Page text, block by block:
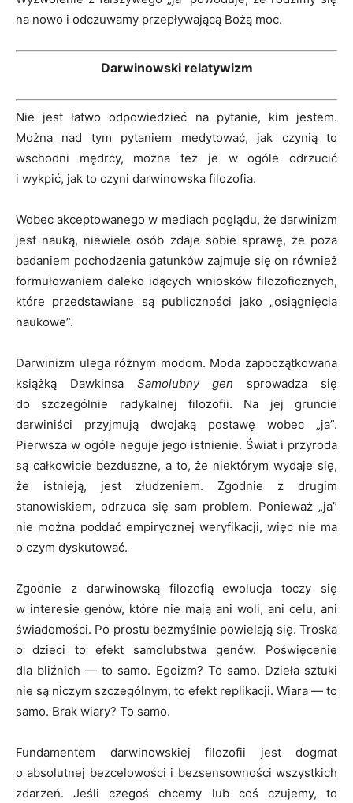
na nowo i odczuwamy przepływającą Bożą moc.
Darwinowski relatywizm
Nie jest łatwo odpowiedzieć na pytanie, kim jestem.
Można nad tym pytaniem medytować, jak czynią to
wschodni mędrcy, można też je w ogóle odrzucić
i wykpić, jak to czyni darwinowska filozofia.
Wobec akceptowanego w mediach poglądu, że darwinizm
jest nauką, niewiele osób zdaje sobie sprawę, że poza
badaniem pochodzenia gatunków zajmuje się on również
formułowaniem daleko idących wniosków filozoficznych,
które przedstawiane są publiczności jako „osiągnięcia
naukowe”.
Darwinizm ulega różnym modom. Moda zapoczątkowana
książką Dawkinsa Samolubny gen sprowadza się
do szczególnie radykalnej filozofii. Na jej gruncie
darwiniści przyjmują dwojaką postawę wobec „ja”.
Pierwsza w ogóle neguje jego istnienie. Świat i przyroda
są całkowicie bezduszne, a to, że niektórym wydaje się,
że istnieją, jest złudzeniem. Zgodnie z drugim
stanowiskiem, odrzuca się sam problem. Ponieważ „ja”
nie można poddać empirycznej weryfikacji, więc nie ma
o czym dyskutować.
Zgodnie z darwinowską filozofią ewolucja toczy się
w interesie genów, które nie mają ani woli, ani celu, ani
świadomości. Po prostu bezmyślnie powielają się. Troska
o dzieci to efekt samolubstwa genów. Poświęcenie
dla bliźnich — to samo. Egoizm? To samo. Dzieła sztuki
nie są niczym szczególnym, to efekt replikacji. Wiara — to
samo. Brak wiary? To samo.
Fundamentem darwinowskiej filozofii jest dogmat
o absolutnej bezcelowości i bezsensowności wszystkich
zdarzeń. Jeśli czegoś chcemy lub coś czujemy, to